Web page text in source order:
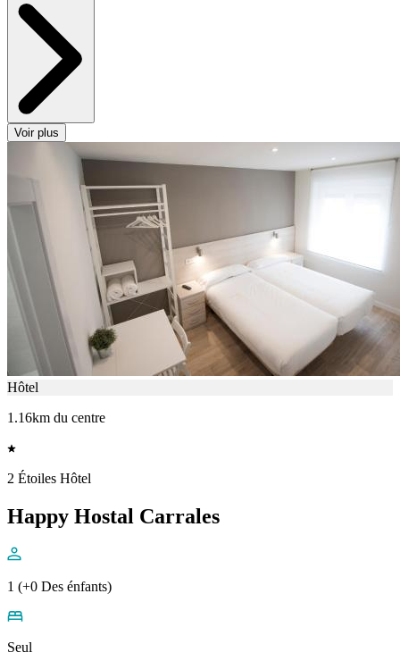
Voir plus
Hôtel
1.16km du centre
2 Étoiles Hôtel
Happy Hostal Carrales
1 (+0 Des énfants)
Seul